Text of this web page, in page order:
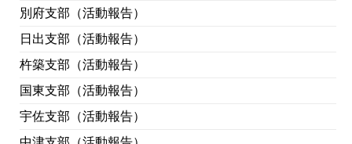
別府支部（活動報告）
日出支部（活動報告）
杵築支部（活動報告）
国東支部（活動報告）
宇佐支部（活動報告）